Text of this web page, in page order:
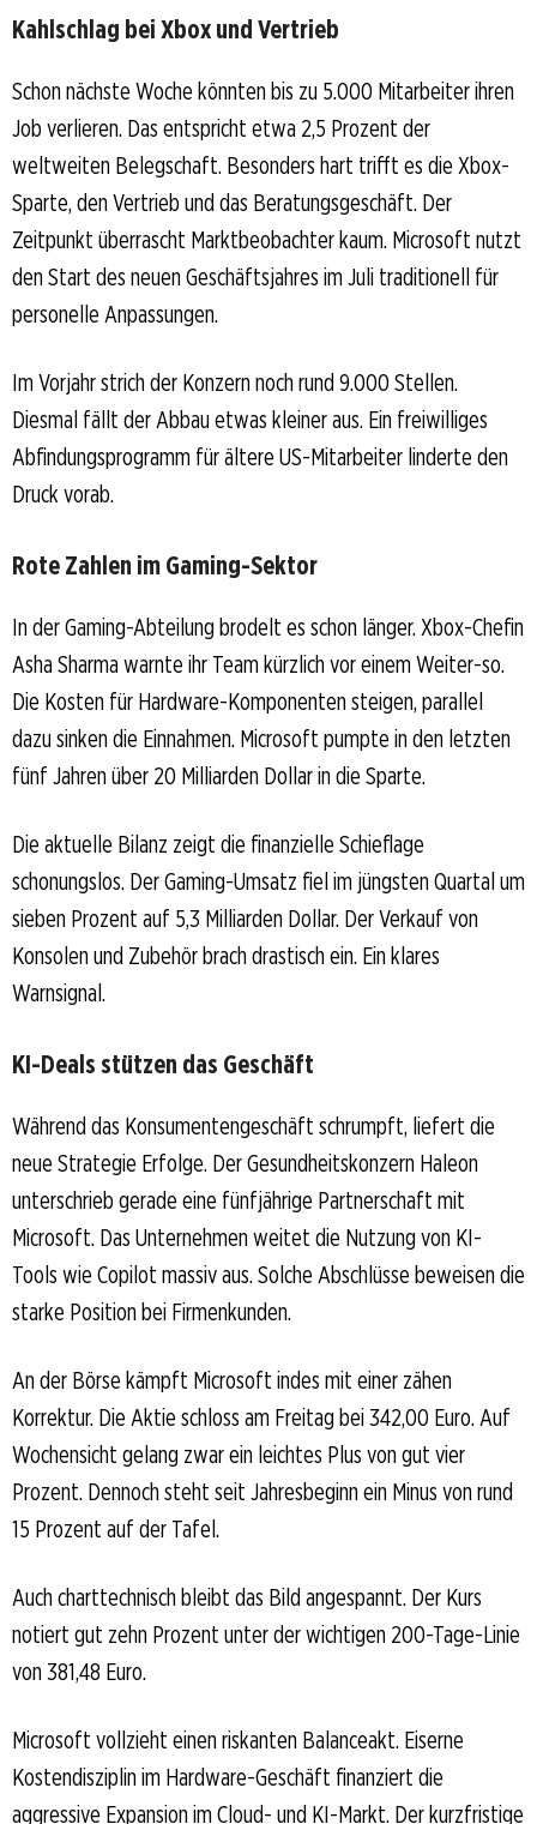
Kahlschlag bei Xbox und Vertrieb
Schon nächste Woche könnten bis zu 5.000 Mitarbeiter ihren
Job verlieren. Das entspricht etwa 2,5 Prozent der
weltweiten Belegschaft. Besonders hart trifft es die Xbox-
Sparte, den Vertrieb und das Beratungsgeschäft. Der
Zeitpunkt überrascht Marktbeobachter kaum. Microsoft nutzt
den Start des neuen Geschäftsjahres im Juli traditionell für
personelle Anpassungen.
Im Vorjahr strich der Konzern noch rund 9.000 Stellen.
Diesmal fällt der Abbau etwas kleiner aus. Ein freiwilliges
Abfindungsprogramm für ältere US-Mitarbeiter linderte den
Druck vorab.
Rote Zahlen im Gaming-Sektor
In der Gaming-Abteilung brodelt es schon länger. Xbox-Chefin
Asha Sharma warnte ihr Team kürzlich vor einem Weiter-so.
Die Kosten für Hardware-Komponenten steigen, parallel
dazu sinken die Einnahmen. Microsoft pumpte in den letzten
fünf Jahren über 20 Milliarden Dollar in die Sparte.
Die aktuelle Bilanz zeigt die finanzielle Schieflage
schonungslos. Der Gaming-Umsatz fiel im jüngsten Quartal um
sieben Prozent auf 5,3 Milliarden Dollar. Der Verkauf von
Konsolen und Zubehör brach drastisch ein. Ein klares
Warnsignal.
KI-Deals stützen das Geschäft
Während das Konsumentengeschäft schrumpft, liefert die
neue Strategie Erfolge. Der Gesundheitskonzern Haleon
unterschrieb gerade eine fünfjährige Partnerschaft mit
Microsoft. Das Unternehmen weitet die Nutzung von KI-
Tools wie Copilot massiv aus. Solche Abschlüsse beweisen die
starke Position bei Firmenkunden.
An der Börse kämpft Microsoft indes mit einer zähen
Korrektur. Die Aktie schloss am Freitag bei 342,00 Euro. Auf
Wochensicht gelang zwar ein leichtes Plus von gut vier
Prozent. Dennoch steht seit Jahresbeginn ein Minus von rund
15 Prozent auf der Tafel.
Auch charttechnisch bleibt das Bild angespannt. Der Kurs
notiert gut zehn Prozent unter der wichtigen 200-Tage-Linie
von 381,48 Euro.
Microsoft vollzieht einen riskanten Balanceakt. Eiserne
Kostendisziplin im Hardware-Geschäft finanziert die
aggressive Expansion im Cloud- und KI-Markt. Der kurzfristige